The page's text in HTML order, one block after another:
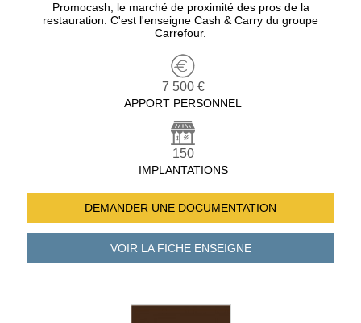
Promocash, le marché de proximité des pros de la
restauration. C'est l'enseigne Cash & Carry du groupe
Carrefour.
7 500 €
APPORT PERSONNEL
150
IMPLANTATIONS
DEMANDER UNE DOCUMENTATION
VOIR LA FICHEENSEIGNE